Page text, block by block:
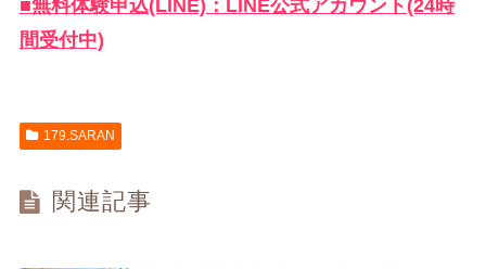
■無料体験申込(LINE)：LINE公式アカウント(24時
間受付中)
179.SARAN
関連記事